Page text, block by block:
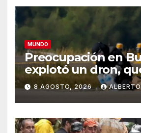
MUNDO
Preocupación en
explotó un dron,
ucraniano, cerca de
gasoducto en la
Rumania
8 AGOSTO, 2026